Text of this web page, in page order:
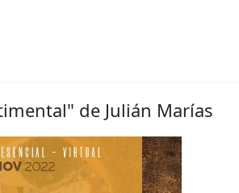
de Julián Marías